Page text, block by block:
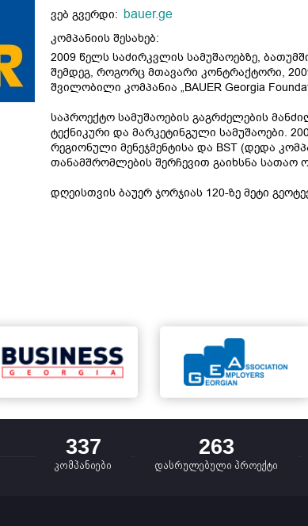
ვებ გვერდი: bauer.ge
კომპანიის შესახებ:
2009 წელს საძირკვლის სამუშაოებზე,
შემდეგ, როგორც მთავარი კონტრაქტორი,
შვილობილი კომპანია „BAUER Georgia
საპროექტო სამუშაოების გაგრძელების
ტექნიკური და მარკეტინგული სამუშაოები.
რეგიონული მენეჯმენტისა და BST (დედა
თანამშრომლების შერჩევით გაიხსნა სათაო
დღეისთვის ბაუერ ჯორჯიას 120-ზე მეტი
337
კომპანიები
263
დასრულებული პროექტი